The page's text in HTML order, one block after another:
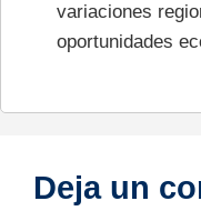
variaciones
oportunidades
Deja un